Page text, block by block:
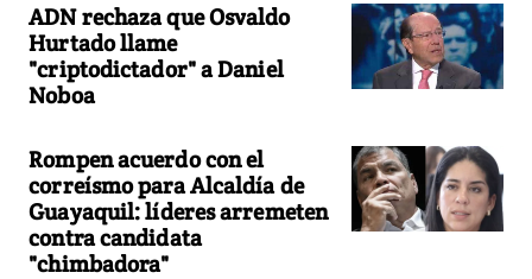
ADN rechaza que Osvaldo
Hurtado llame
"criptodictador" a Daniel
Noboa
Rompen acuerdo con el
correísmo para Alcaldía de
Guayaquil: líderes arremeten
contra candidata
"chimbadora"